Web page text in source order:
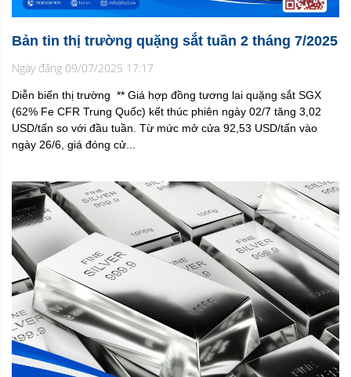
Bản tin thị trường quặng sắt tuần 2 tháng 7/2025
Ngày đăng 09/07/2025 17:17
Diễn biến thị trường ** Giá hợp đồng tương lai quặng sắt SGX
(62% Fe CFR Trung Quốc) kết thúc phiên ngày 02/7 tăng 3,02
USD/tấn so với đầu tuần. Từ mức mở cửa 92,53 USD/tấn vào
ngày 26/6, giá đóng cử...